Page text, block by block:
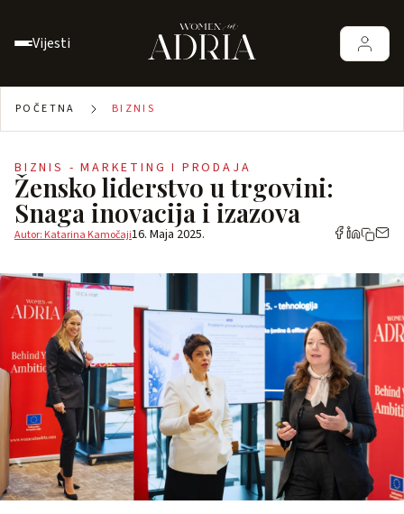
Vijesti
POČETNA BIZNIS
BIZNIS - MARKETING I PRODAJA
Žensko liderstvo u trgovini:
Snaga inovacija i izazova
Autor: Katarina Kamočaji16. Maja 2025.